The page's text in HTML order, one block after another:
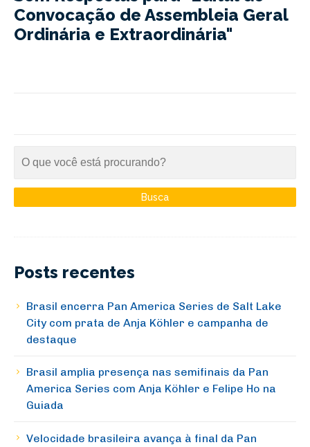
Convocação de Assembleia Geral
Ordinária e Extraordinária"
Posts recentes
Brasil encerra Pan America Series de Salt Lake
City com prata de Anja Köhler e campanha de
destaque
Brasil amplia presença nas semifinais da Pan
America Series com Anja Köhler e Felipe Ho na
Guiada
Velocidade brasileira avança à final da Pan